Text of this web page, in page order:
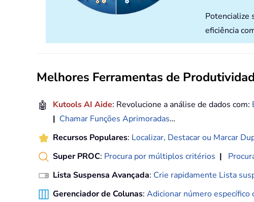
Potencialize
eficiência
Melhores Ferramentas de
🤖 Kutools AI Aide: Revolucione a análise de dados com:
| Chamar Funções Aprimoradas…
Recursos Populares: Localizar, Destacar ou Marcar
Super PROC: Procura por múltiplos critérios |
Lista Suspensa Avançada: Crie rapidamente Lista
Gerenciador de Colunas: Adicionar número específico